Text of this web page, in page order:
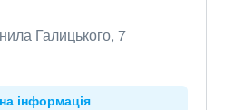
Галицького, 7
інформація